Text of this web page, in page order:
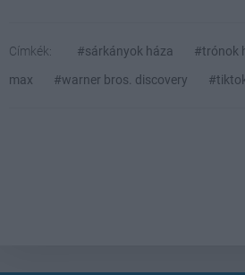
Címkék: #sárkányok háza #trónok
max
#warner bros. discovery